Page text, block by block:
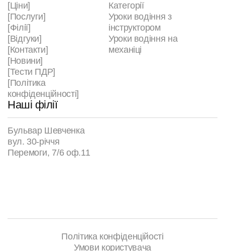
[Ціни]
[Послуги]
[Філії]
[Відгуки]
[Контакти]
[Новини]
[Тести ПДР]
[Політика
конфіденційності]
Категорії
Уроки водіння з
інструктором
Уроки водіння на
механіці
Наші філії
Бульвар Шевченка
вул. 30-річчя
Перемоги, 7/6 оф.11
Політика конфіденційості
Умови користувача